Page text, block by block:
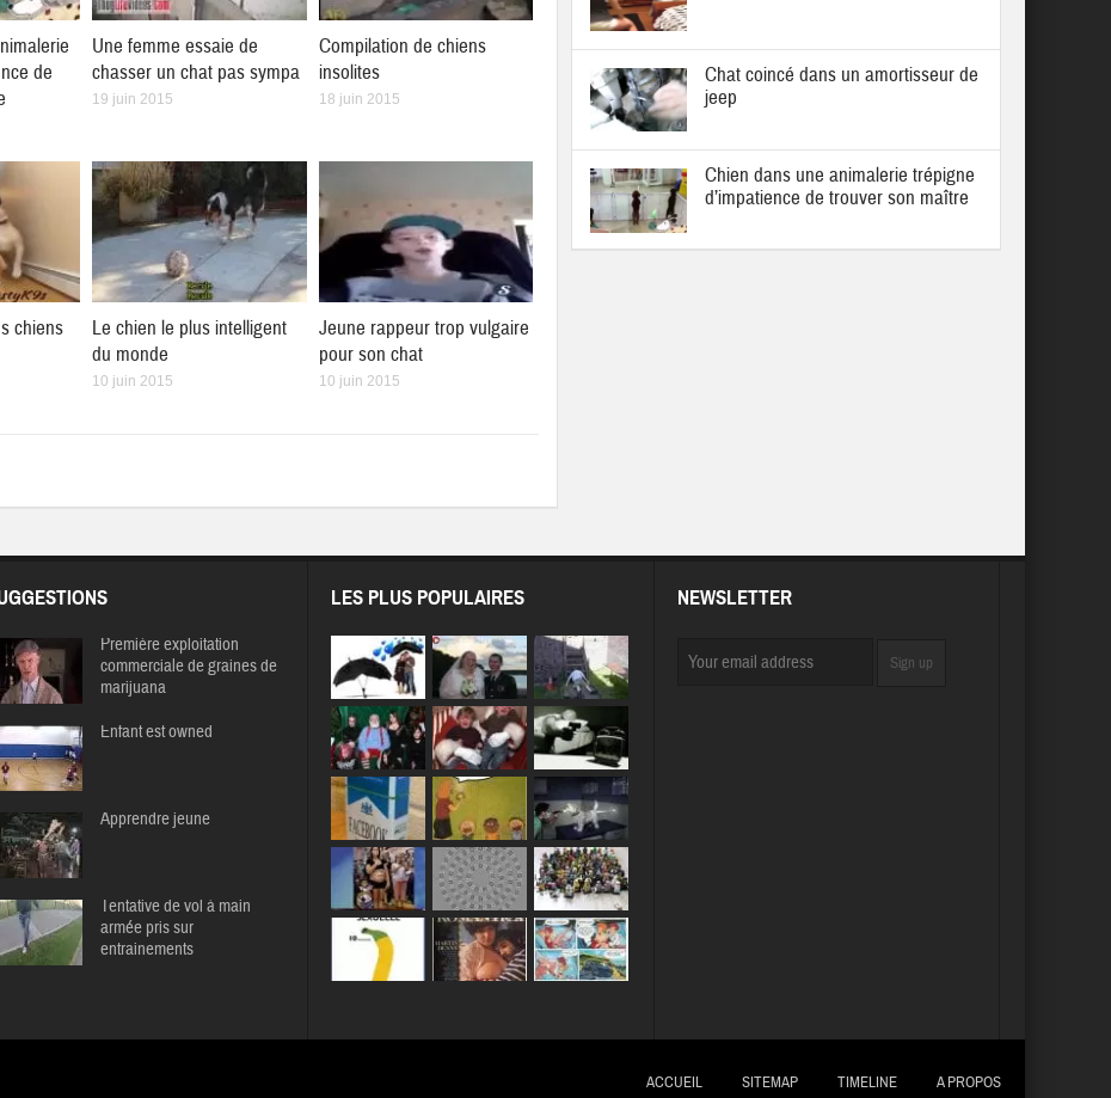
de
Une femme essaie de
chasser un chat pas sympa
19 juin 2015
Compilation de chiens
insolites
18 juin 2015
chiens
Le chien le plus intelligent
du monde
10 juin 2015
Jeune rappeur trop vulgaire
pour son chat
10 juin 2015
Chat coincé dans un amortisseur de
jeep
Chien dans une animalerie trépigne
d’impatience de trouver son maître
Première exploitation
commerciale de graines de
marijuana
Enfant est owned
Apprendre jeune
Tentative de vol à main
armée pris sur
entrainements
LES PLUS POPULAIRES NEWSLETTER
ACCUEIL SITEMAP TIMELINE A PROPOS